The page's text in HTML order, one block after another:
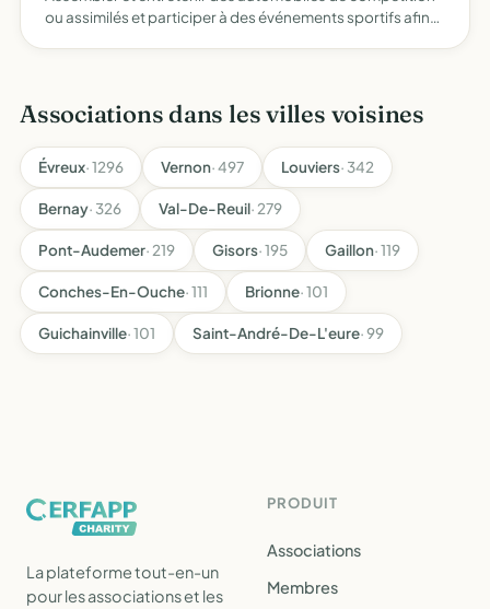
ou assimilés et participer à des événements sportifs afin
Associations dans les villes voisines
Évreux· 1296 Vernon· 497 Louviers· 342
Bernay· 326 Val-De-Reuil· 279
Pont-Audemer· 219 Gisors· 195 Gaillon· 119
Conches-En-Ouche· 111 Brionne· 101
Guichainville· 101 Saint-André-De-L'eure· 99
La plateforme tout-en-un
pour les associations et les
PRODUIT
Associations
Membres